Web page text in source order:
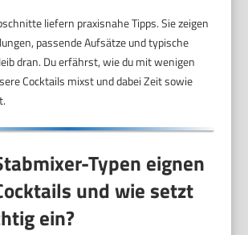
liefern praxisnahe Tipps. Sie zeigen
passende Aufsätze und typische
dran. Du erfährst, wie du mit wenigen
Cocktails mixst und dabei Zeit sowie
Typen eignen
und wie setzt
ein?